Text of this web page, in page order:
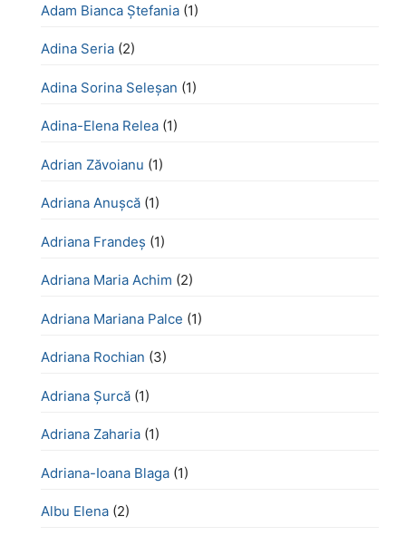
Adam Bianca Ștefania (1)
Adina Seria (2)
Adina Sorina Seleșan (1)
Adina-Elena Relea (1)
Adrian Zăvoianu (1)
Adriana Anușcă (1)
Adriana Frandeș (1)
Adriana Maria Achim (2)
Adriana Mariana Palce (1)
Adriana Rochian (3)
Adriana Șurcă (1)
Adriana Zaharia (1)
Adriana-Ioana Blaga (1)
Albu Elena (2)